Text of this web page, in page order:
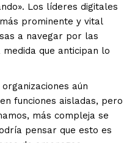
Los líderes digitales
prominente y vital
a navegar por las
que anticipan lo
aún
funciones aisladas, pero
más compleja se
pensar que esto es